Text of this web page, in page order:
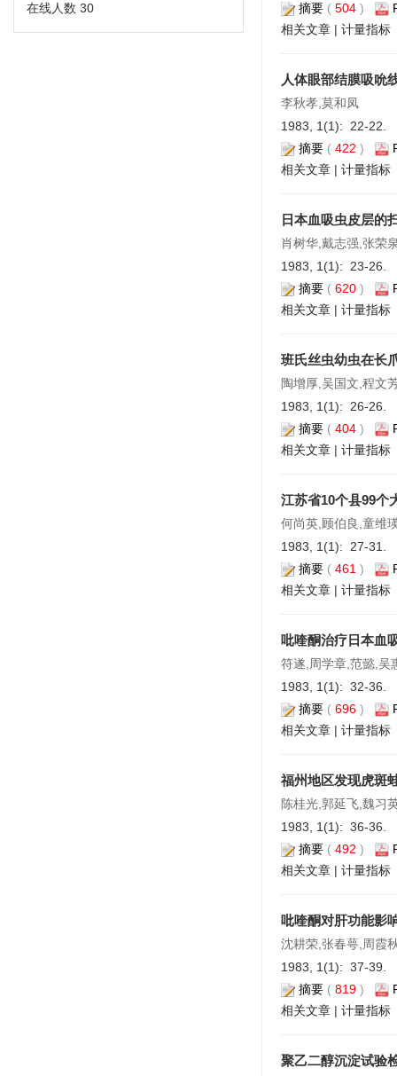
在线人数 30
摘要 ( 504 )
相关文章 | 计量指标
人体眼部结膜吸吮
李秋孝,莫和凤
1983, 1(1): 22-22.
摘要 ( 422 )
相关文章 | 计量指标
日本血吸虫皮层的
肖树华,戴志强,张荣
1983, 1(1): 23-26.
摘要 ( 620 )
相关文章 | 计量指标
班氏丝虫幼虫在长
陶增厚,吴国文,程文
1983, 1(1): 26-26.
摘要 ( 404 )
相关文章 | 计量指标
江苏省10个县99个
何尚英,顾伯良,童维
1983, 1(1): 27-31.
摘要 ( 461 )
相关文章 | 计量指标
吡喹酮治疗日本血
符遂,周学章,范懿,吴
1983, 1(1): 32-36.
摘要 ( 696 )
相关文章 | 计量指标
福州地区发现虎斑
陈桂光,郭延飞,魏习
1983, 1(1): 36-36.
摘要 ( 492 )
相关文章 | 计量指标
吡喹酮对肝功能影
沈耕荣,张春萼,周霞
1983, 1(1): 37-39.
摘要 ( 819 )
相关文章 | 计量指标
聚乙二醇沉淀试验